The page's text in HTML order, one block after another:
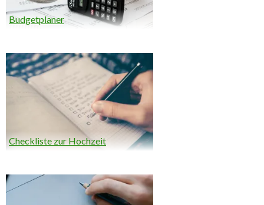
Budgetplaner
Checkliste zur Hochzeit